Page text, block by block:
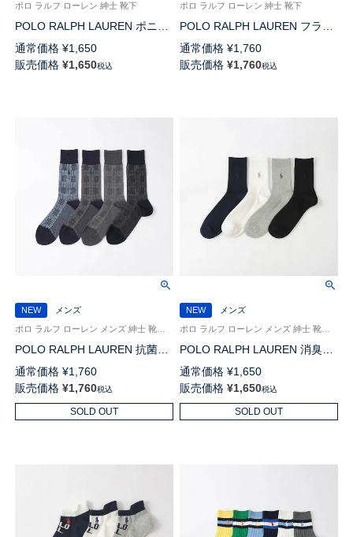
ポロ ラルフ ローレン 紳士 靴下
POLO RALPH LAUREN ポニー
ローカット ワンポイント刺しゅ
う オーガニックコットン混 履
き口タブ付きスニーカー丈 メン
通常価格 ¥1,650
販売価格 ¥1,650税込
ポロ ラルフ ローレン 紳士 靴下
POLO RALPH LAUREN フラッ
グベア フットカバー オーガニ
ックコットン混 メンズ ソック
ス 02022286
通常価格 ¥1,760
販売価格 ¥1,760税込
NEW
メンズ
POLO RALPH LAUREN 抗菌防
臭 グレンチェック クルー丈 ソ
ックス 02042433
通常価格 ¥1,760
販売価格 ¥1,760税込
SOLD OUT
NEW
メンズ
POLO RALPH LAUREN 消臭加
工 リブ ポロポニー刺しゅう
18cm ミドル丈 ソックス
02032323
通常価格 ¥1,650
販売価格 ¥1,650税込
SOLD OUT